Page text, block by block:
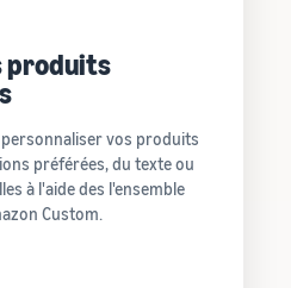
produits
vos produits
préférées, du texte ou
à l'aide des l'ensemble
Custom.